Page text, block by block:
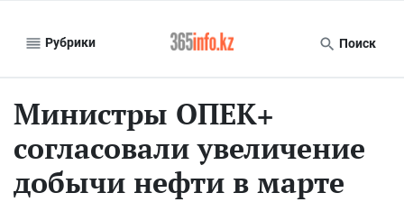
Рубрики Поиск
Министры ОПЕК+
согласовали увеличение
добычи нефти в марте